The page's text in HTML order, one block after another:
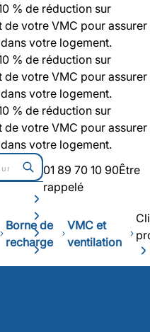
% de réduction sur
de votre VMC pour assurer
votre logement.
% de réduction sur
de votre VMC pour assurer
votre logement.
% de réduction sur
de votre VMC pour assurer
votre logement.
01 89 70 10 90Être
rappelé
Borne de
recharge
VMC et
ventilation